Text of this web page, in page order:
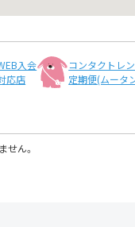
入会
応店
コンタクトレ
定期便(ムータ
せん。